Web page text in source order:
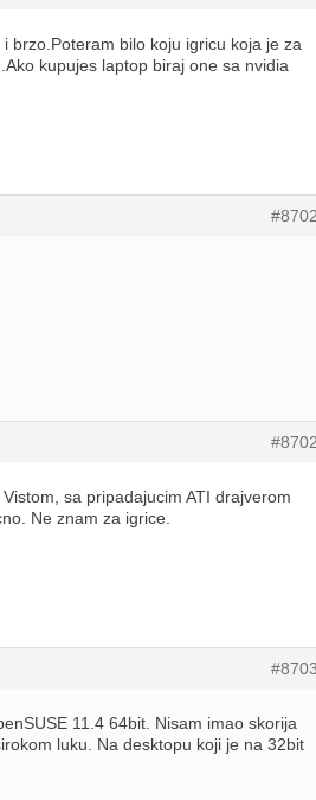
brzo.Poteram bilo koju igricu koja je za
kupujes laptop biraj one sa nvidia
sa pripadajucim ATI drajverom
Ne znam za igrice.
11.4 64bit. Nisam imao skorija
luku. Na desktopu koji je na 32bit